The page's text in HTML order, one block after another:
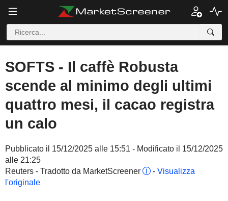
SOFTS - Il caffè Robusta
scende al minimo degli ultimi
quattro mesi, il cacao registra
un calo
Pubblicato il 15/12/2025 alle 15:51 - Modificato il 15/12/2025
alle 21:25
Reuters - Tradotto da MarketScreener
- Visualizza
l'originale